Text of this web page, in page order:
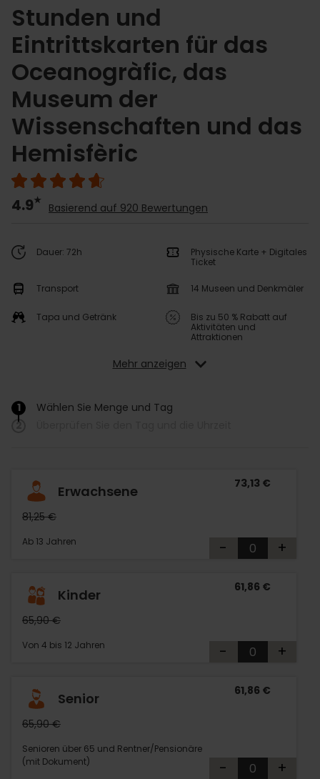
Stunden und
Eintrittskarten für das
Oceanogràfic, das
Museum der
Wissenschaften und das
Hemisfèric
4.9 Basierend auf 920 Bewertungen
Dauer: 72h
Physische Karte + Digitales
Ticket
Transport 14 Museen und Denkmäler
Tapa und Getränk
Bis zu 50 % Rabatt auf
Aktivitäten und
Attraktionen
Mehr anzeigen
1 Wählen Sie Menge und Tag
/
2
Erwachsene
81,25 €
Ab 13 Jahren
73,13 €
- +
Kinder
65,90 €
Von 4 bis 12 Jahren
61,86 €
- +
Senior
65,90 €
Senioren über 65 und Rentner/Pensionäre
(mit Dokument)
61,86 €
- +